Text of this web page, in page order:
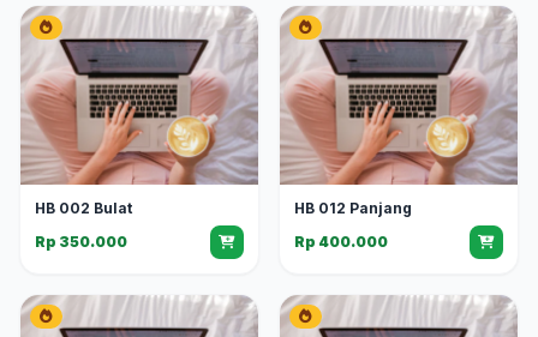
HB 002 Bulat
Rp 350.000
HB 012 Panjang
Rp 400.000